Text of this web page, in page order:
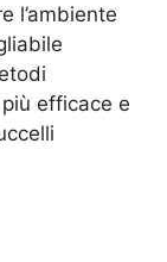
l’ambiente
efficace e